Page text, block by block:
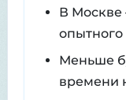
В Москве
опытного
Меньше
времени